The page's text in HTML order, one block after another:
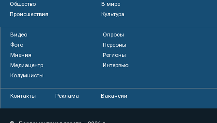
Общество
В мире
Происшествия
Культура
Видео
Опросы
Фото
Персоны
Мнения
Регионы
Медиацентр
Интервью
Колумнисты
Контакты Реклама Вакансии